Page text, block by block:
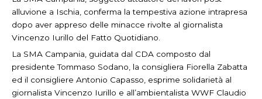
alluvione a Ischia, conferma la tempestiva azione intrapresa
dopo aver appreso delle minacce rivolte al giornalista
Vincenzo Iurillo del Fatto Quotidiano.
La SMA Campania, guidata dal CDA composto dal
presidente Tommaso Sodano, la consigliera Fiorella Zabatta
ed il consigliere Antonio Capasso, esprime solidarietà al
giornalista Vincenzo Iurillo e all’ambientalista WWF Claudio